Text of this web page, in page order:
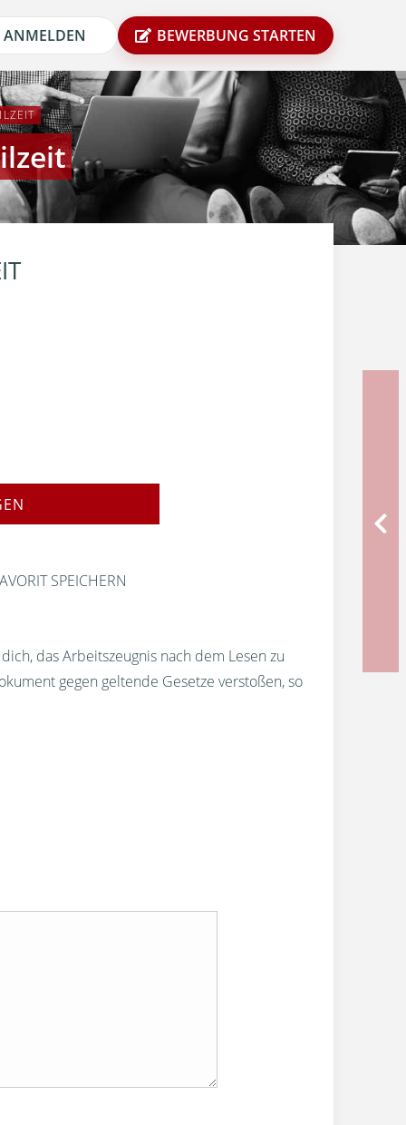
ANMELDEN BEWERBUNG STARTEN
SPEICHERN
das Arbeitszeugnis nach dem Lesen zu
gegen geltende Gesetze verstoßen, so